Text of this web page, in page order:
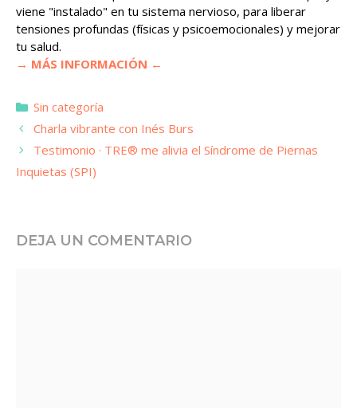
viene "instalado" en tu sistema nervioso, para liberar
tensiones profundas (físicas y psicoemocionales) y mejorar
tu salud.
→ MÁS INFORMACIÓN ←
Categorías
Sin categoría
Charla vibrante con Inés Burs
Testimonio · TRE® me alivia el Síndrome de Piernas
Inquietas (SPI)
DEJA UN COMENTARIO